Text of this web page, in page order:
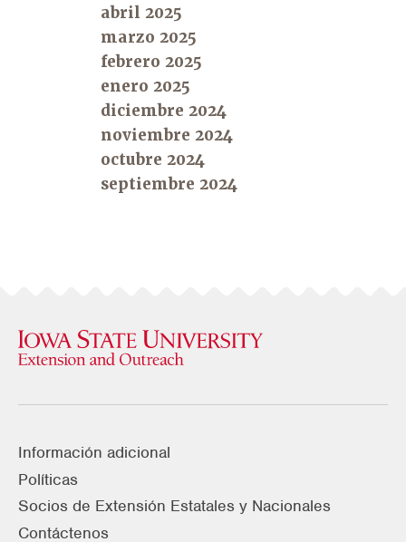
abril 2025
marzo 2025
febrero 2025
enero 2025
diciembre 2024
noviembre 2024
octubre 2024
septiembre 2024
Información adicional
Políticas
Socios de Extensión Estatales y Nacionales
Contáctenos